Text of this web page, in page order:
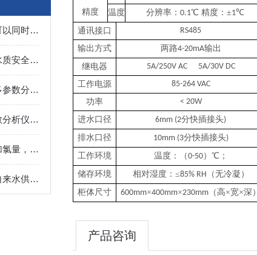
饮用水多参数分析仪一般可以同时检测哪些具体的参数？
饮用水多参数分析仪构建水质安全防护网
水质守望者：揭秘饮用水多参数分析仪的高效监控能力
在实际应用中饮用水多参数分析仪的优势尤为明显
在线余氯仪可以自动调节加氯量，达到自动化控制的目的
自来水余氯分析仪提高了自来水供应质量和安全性
精度
温度
分辨率： 0.1℃ 精度：±1℃
通讯接口
RS485
输出方式
两路4-20mA输出
继电器
5A/250V AC 5A/30V DC
工作电源
85-264 VAC
功率
< 20W
进水口径
6mm (2分快插接头)
排水口径
10mm (3分快插接头)
工作环境
温度：（0-50）℃；
储存环境
相对湿度： ≤85% RH （无冷凝）
柜体尺寸
600mm×400mm×230mm （高×宽×深）
产品咨询